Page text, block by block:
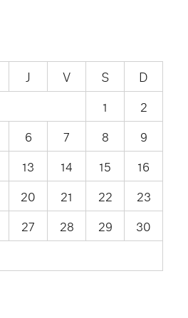
J V S
D
1
2
6 7 8
9
13 14 15
16
20 21 22
23
27 28 29
30